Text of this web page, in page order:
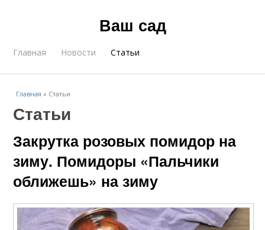
Ваш сад
Главная Новости Статьи
Главная » Статьи
Статьи
Закрутка розовых помидор на
зиму. Помидоры «Пальчики
оближешь» на зиму